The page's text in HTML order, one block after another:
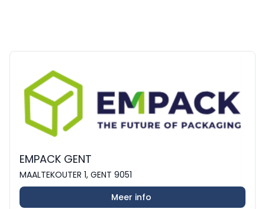
EMPACK GENT
MAALTEKOUTER 1, GENT 9051
Meer info